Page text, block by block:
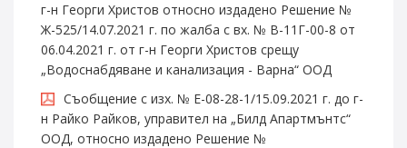
г-н Георги Христов относно издадено Решение №
Ж-525/14.07.2021 г. по жалба с вх. № В-11Г-00-8 от
06.04.2021 г. от г-н Георги Христов срещу
„Водоснабдяване и канализация - Варна“ ООД
Съобщение с изх. № Е-08-28-1/15.09.2021 г. до г-
н Райко Райков, управител на „Билд Апартмънтс“
ООД, относно издадено Решение №